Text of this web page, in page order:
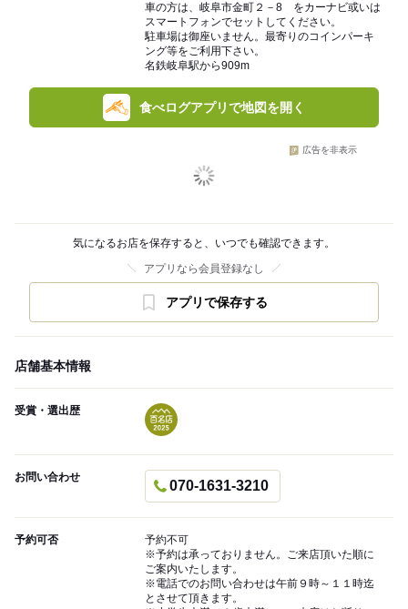
車の方は、岐阜市金町２－8 をカーナビ或いは
スマートフォンでセットしてください。
駐車場は御座いません。最寄りのコインパーキ
ング等をご利用下さい。
名鉄岐阜駅から909m
食べログアプリで地図を開く
広告を非表示
気になるお店を保存すると、いつでも確認できます。
アプリなら会員登録なし
アプリで保存する
店舗基本情報
受賞・選出歴
お問い合わせ
070-1631-3210
予約可否
予約不可
※予約は承っておりません。ご来店頂いた順に
ご案内いたします。
※電話でのお問い合わせは午前９時～１１時迄
とさせて頂きます。